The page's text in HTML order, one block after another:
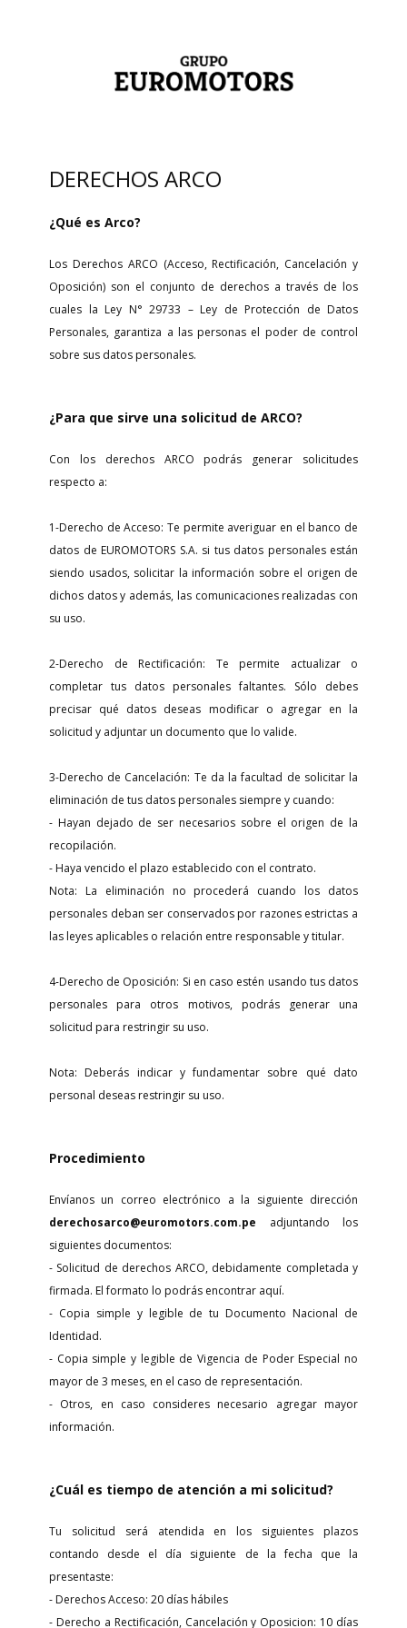
DERECHOS ARCO
¿Qué es Arco?
Los Derechos ARCO (Acceso, Rectificación, Cancelación y
Oposición) son el conjunto de derechos a través de los
cuales la Ley N° 29733 – Ley de Protección de Datos
Personales, garantiza a las personas el poder de control
sobre sus datos personales.
¿Para que sirve una solicitud de ARCO?
Con los derechos ARCO podrás generar solicitudes
respecto a:
1-Derecho de Acceso: Te permite averiguar en el banco de
datos de EUROMOTORS S.A. si tus datos personales están
siendo usados, solicitar la información sobre el origen de
dichos datos y además, las comunicaciones realizadas con
su uso.
2-Derecho de Rectificación: Te permite actualizar o
completar tus datos personales faltantes. Sólo debes
precisar qué datos deseas modificar o agregar en la
solicitud y adjuntar un documento que lo valide.
3-Derecho de Cancelación: Te da la facultad de solicitar la
eliminación de tus datos personales siempre y cuando:
- Hayan dejado de ser necesarios sobre el origen de la
recopilación.
- Haya vencido el plazo establecido con el contrato.
Nota: La eliminación no procederá cuando los datos
personales deban ser conservados por razones estrictas a
las leyes aplicables o relación entre responsable y titular.
4-Derecho de Oposición: Si en caso estén usando tus datos
personales para otros motivos, podrás generar una
solicitud para restringir su uso.
Nota: Deberás indicar y fundamentar sobre qué dato
personal deseas restringir su uso.
Procedimiento
Envíanos un correo electrónico a la siguiente dirección
derechosarco@euromotors.com.pe adjuntando los
siguientes documentos:
- Solicitud de derechos ARCO, debidamente completada y
firmada. El formato lo podrás encontrar aquí.
- Copia simple y legible de tu Documento Nacional de
Identidad.
- Copia simple y legible de Vigencia de Poder Especial no
mayor de 3 meses, en el caso de representación.
- Otros, en caso consideres necesario agregar mayor
información.
¿Cuál es tiempo de atención a mi solicitud?
Tu solicitud será atendida en los siguientes plazos
contando desde el día siguiente de la fecha que la
presentaste:
- Derechos Acceso: 20 días hábiles
- Derecho a Rectificación, Cancelación y Oposicion: 10 días